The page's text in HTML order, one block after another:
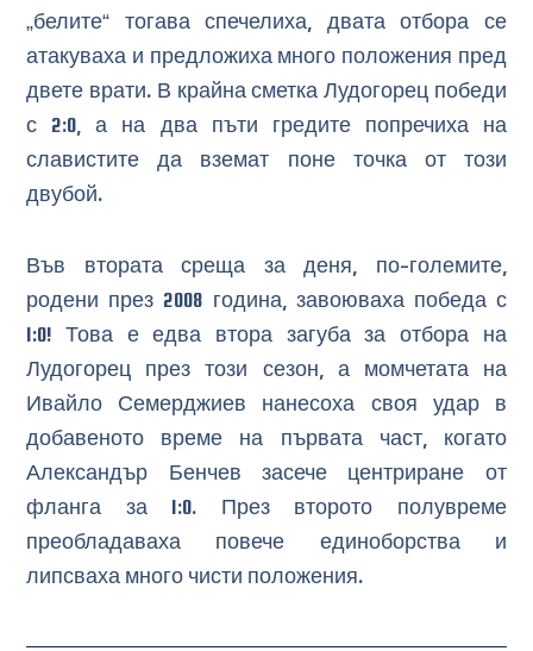
„белите“ тогава спечелиха, двата отбора се
атакуваха и предложиха много положения пред
двете врати. В крайна сметка Лудогорец победи
с 2:0, а на два пъти гредите попречиха на
славистите да вземат поне точка от този
двубой.
Във втората среща за деня, по-големите,
родени през 2008 година, завоюваха победа с
1:0! Това е едва втора загуба за отбора на
Лудогорец през този сезон, а момчетата на
Ивайло Семерджиев нанесоха своя удар в
добавеното време на първата част, когато
Александър Бенчев засече центриране от
фланга за 1:0. През второто полувреме
преобладаваха повече единоборства и
липсваха много чисти положения.